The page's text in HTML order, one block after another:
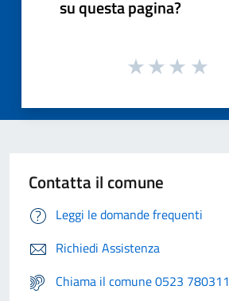
su questa pagina?
Contatta il comune
Leggi le domande frequenti
Richiedi Assistenza
Chiama il comune 0523 780311